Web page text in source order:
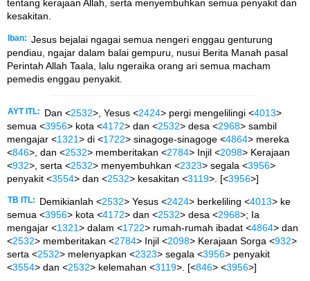
tentang kerajaan Allah, serta menyembuhkan semua penyakit dan
kesakitan.
Iban: Jesus bejalai ngagai semua nengeri enggau genturung
pendiau, ngajar dalam balai gempuru, nusui Berita Manah pasal
Perintah Allah Taala, lalu ngeraika orang ari semua macham
pemedis enggau penyakit.
AYT ITL: Dan <2532>, Yesus <2424> pergi mengelilingi <4013>
semua <3956> kota <4172> dan <2532> desa <2968> sambil
mengajar <1321> di <1722> sinagoge-sinagoge <4864> mereka
<846>, dan <2532> memberitakan <2784> Injil <2098> Kerajaan
<932>, serta <2532> menyembuhkan <2323> segala <3956>
penyakit <3554> dan <2532> kesakitan <3119>. [<3956>]
TB ITL: Demikianlah <2532> Yesus <2424> berkeliling <4013> ke
semua <3956> kota <4172> dan <2532> desa <2968>; Ia
mengajar <1321> dalam <1722> rumah-rumah ibadat <4864> dan
<2532> memberitakan <2784> Injil <2098> Kerajaan Sorga <932>
serta <2532> melenyapkan <2323> segala <3956> penyakit
<3554> dan <2532> kelemahan <3119>. [<846> <3956>]